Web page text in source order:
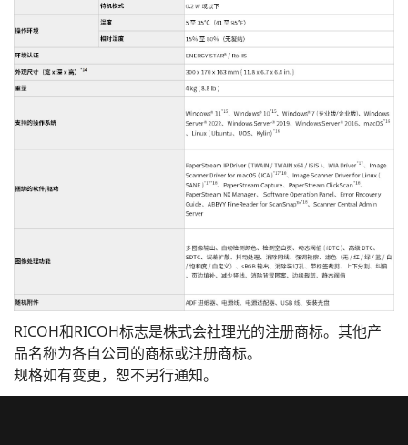
RICOH和RICOH标志是株式会社理光的注册商标。其他产
品名称为各自公司的商标或注册商标。
规格如有变更，恕不另行通知。